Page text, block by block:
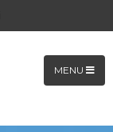
MENU